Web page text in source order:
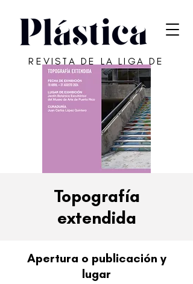
REVISTA DE LA LIGA DE
ARTE DE SAN JUAN
Topografía
extendida
Apertura o publicación y
lugar